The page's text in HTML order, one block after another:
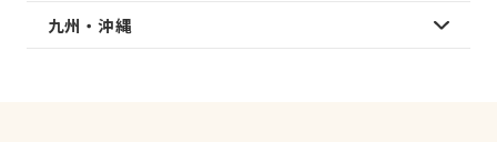
九州・沖縄